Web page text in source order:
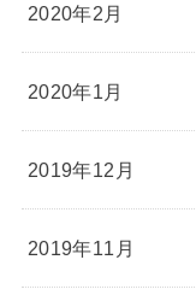
2020年2月
2020年1月
2019年12月
2019年11月